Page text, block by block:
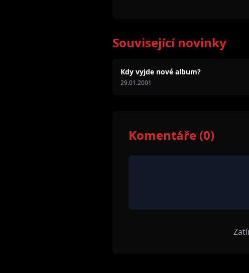
Související novinky
Kdy vyjde nové album?
29.01.2001
Komentáře (0)